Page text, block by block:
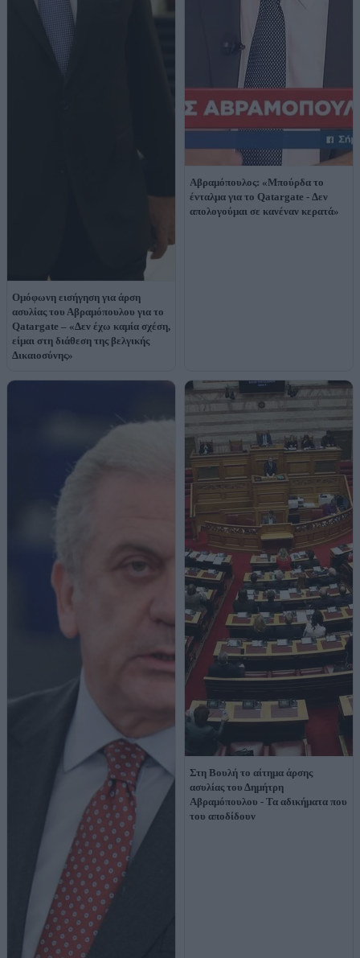
Ομόφωνη εισήγηση για άρση
ασυλίας του Αβραμόπουλου για το
Qatargate – «Δεν έχω καμία σχέση,
είμαι στη διάθεση της βελγικής
Δικαιοσύνης»
Αβραμόπουλος: «Μπούρδα το
ένταλμα για το Qatargate - Δεν
απολογούμαι σε κανέναν κερατά»
Στη Βουλή το αίτημα άρσης
ασυλίας του Δημήτρη
Αβραμόπουλου - Τα αδικήματα που
του αποδίδουν